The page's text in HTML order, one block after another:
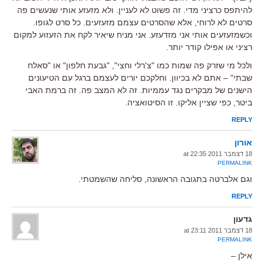
להיתפס כרציני מדי. זה פשוט לא לעניין. ולא מזעזע אותי שנעשים פה
סרטים לא לרוחי, אלא שהסרטים עצמם מזעזעים. כל סרט לגופו.
וכשמזעזעים אותי אני מזדעזע. אני מניח שיאיר לקח את הזעזוע למקום
רציני או אפילו קודר יותר.
ולכל מי שזרק פה שמות כמו "צ'רלי וחצי", "גבעת חלפון" או "סאלח
שבתי" – אתם לא בכיוון. וחלקכם יורים לעצמם ברגל עם הטיעונים
הישנים של מבקרים נגד עממיות. זה לא המצב פה. זה ברמת האבי
ביטר, כפי שציין אליקו. זו הסיטואציה.
REPLY
אורון
18 דצמבר 2011 at 22:35
PERMALINK
וגם אלברטה בתגובה הראשונה, סליחה שהשמטתי.
REPLY
גדעון
18 דצמבר 2011 at 23:11
PERMALINK
אילן –